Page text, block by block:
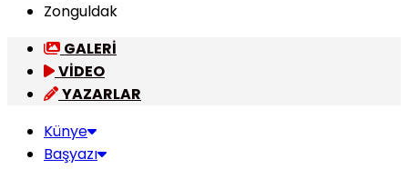
Zonguldak
GALERİ
VİDEO
YAZARLAR
Künye
Başyazı